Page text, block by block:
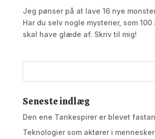
Jeg pønser på at lave 16 nye
Har du selv nogle mysterier, som
skal have glæde af. Skriv til mig!
Seneste indlæg
Den ene Tankespirer er blevet
Teknologier som aktører i